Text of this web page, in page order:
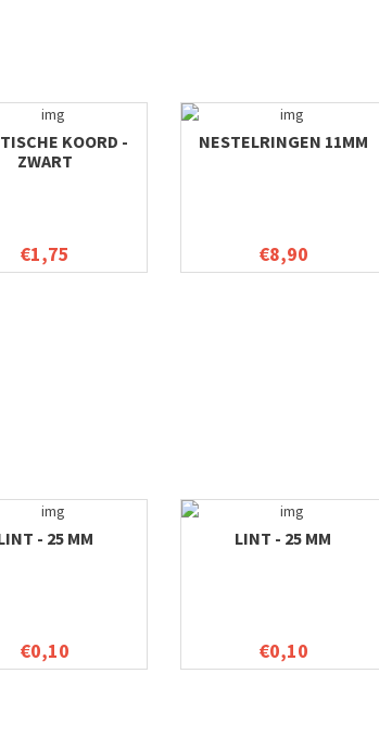
KOORD -
ZWART
€1,75
NESTELRINGEN 11MM
€8,90
- 25 MM
€0,10
LINT - 25 MM
€0,10